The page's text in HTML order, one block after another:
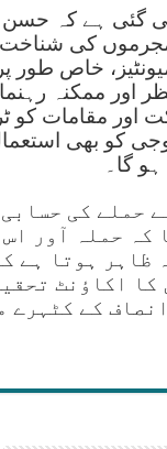
گئی ہے کہ
کی شناخت
خاص طور
اور ممکنہ
اور مقامات کو
کو بھی
گا۔
حملے کی
کہ حملہ آور
ظاہر ہوتا ہے
کا اکاؤنٹ
کے کٹہرے